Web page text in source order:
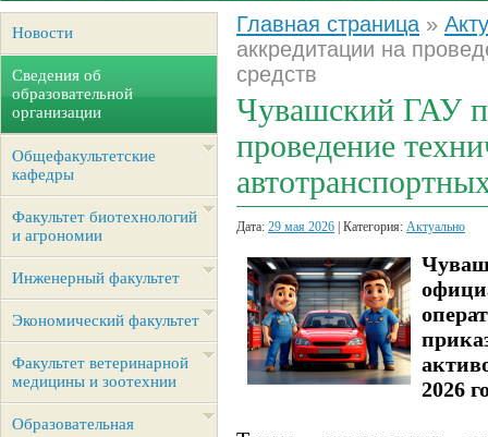
Новости
Сведения об
образовательной
организации
Общефакультетские
кафедры
Факультет биотехнологий
и агрономии
Инженерный факультет
Экономический факультет
Факультет ветеринарной
медицины и зоотехнии
Образовательная
Главная страница »
аккредитации на
средств
Чувашский ГАУ
проведение
Дата: 29 мая 2026 | Категория: Актуально
2026